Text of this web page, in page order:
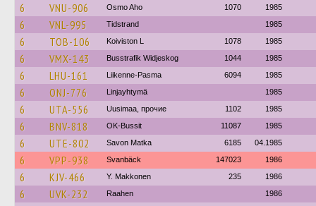
6 VNU-906 Osmo Aho 1070 1985
6 VNL-995 Tidstrand 1985
6 TOB-106 Koiviston L 1078 1985
6 VMX-143 Busstrafik Widjeskog 1044 1985
6 LHU-161 Liikenne-Pasma 6094 1985
6 ONJ-776 Linjayhtymä 1985
6 UTA-556 Uusimaa, прочие 1102 1985
6 BNV-818 OK-Bussit 11087 1985
6 UTE-802 Savon Matka 6185 04.1985
6 VPP-938 Svanbäck 147023 1986
6 KJV-466 Y. Makkonen 235 1986
6 UVK-232 Raahen 1986